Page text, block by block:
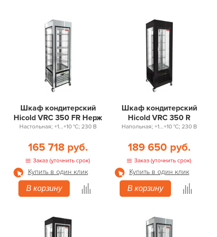
Шкаф кондитерский
Hicold VRC 350 FR Нерж
Настольная; +1...+10 °С; 230 В
165 718 руб.
Заказ (уточнить срок)
Купить в один клик
В корзину
Шкаф кондитерский
Hicold VRC 350 R
Напольная; +1...+10 °С; 230 В
189 650 руб.
Заказ (уточнить срок)
Купить в один клик
В корзину